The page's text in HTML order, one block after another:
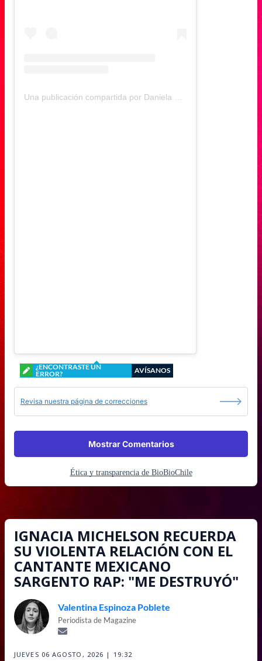
¿ENCONTRASTE UN
ERROR?
AVÍSANOS
Revisa nuestra página de correcciones
Mostrar Comentarios
Ética y transparencia de BioBioChile
IGNACIA MICHELSON RECUERDA
SU VIOLENTA RELACIÓN CON EL
CANTANTE MEXICANO
SARGENTO RAP: "ME DESTRUYÓ"
Valentina Espinoza Poblete
Periodista de Magazine
JUEVES 06 AGOSTO, 2026 | 19:32